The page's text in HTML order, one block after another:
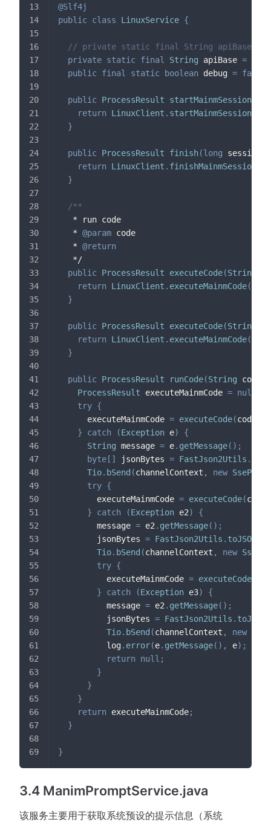
@Slf4j
public class LinuxService {
// private static final String apiBase =
private static final String apiBase =
public final static boolean debug = false
public ProcessResult startMainmSession
return LinuxClient . startMainmSession
}
public ProcessResult finish(long
return LinuxClient . finishMainmSession
}
/**
   * run code
   *
@param code
   *
@return
   */
public ProcessResult executeCode(String
return LinuxClient . executeMainmCode(
}
public ProcessResult executeCode(String
return LinuxClient . executeMainmCode(
}
public ProcessResult runCode(String code
ProcessResult executeMainmCode = null
try {
      executeMainmCode
= executeCode(code
}
catch (Exception e)
{
String message = e. getMessage( ) ;
byte [ ] jsonBytes = FastJson2Utils .
Tio. bSend (channelContext , new
try {
        executeMainmCode
= executeCode(code
}
catch (Exception e2)
{
        message
= e2 . getMessage( ) ;
        jsonBytes
= FastJson2Utils .
Tio. bSend (channelContext , new
try {
          executeMainmCode
= executeCode
}
catch (Exception e3)
{
          message
= e2 . getMessage( ) ;
          jsonBytes
= FastJson2Utils .
Tio. bSend (channelContext , new
          log
. error(e. getMessage( ) , e) ;
return null ;
}
}
}
return executeMainmCode;
}
}
3.4 ManimPromptService.java
该服务主要用于获取系统预设的提示信息（系统